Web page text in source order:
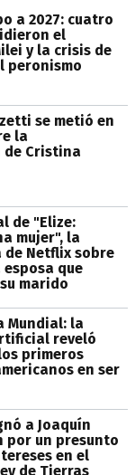
a 2027: cuatro
el
y la crisis de
peronismo
se metió en
la
Cristina
de "Elize:
mujer", la
de Netflix sobre
que
marido
Mundial: la
reveló
primeros
en ser
a Joaquín
por un presunto
en el
de Tierras